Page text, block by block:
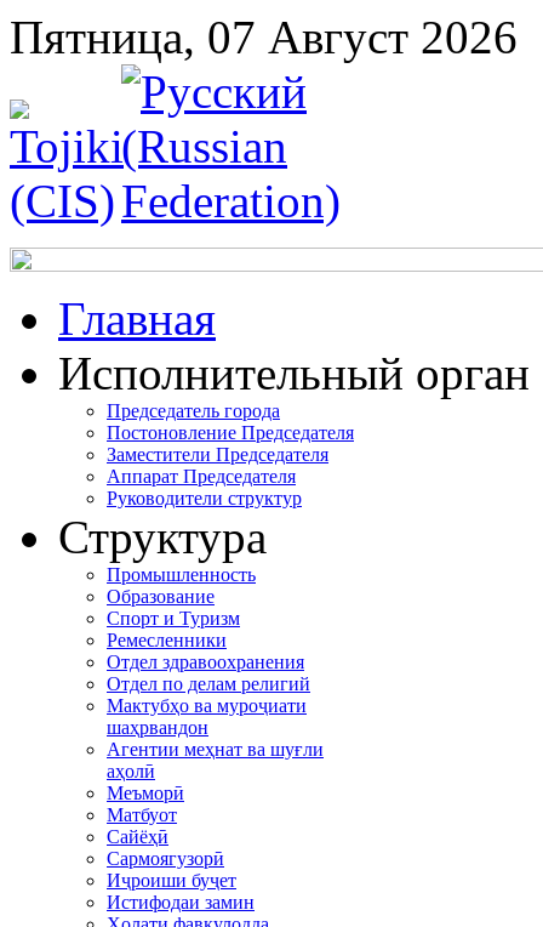
Пятница, 07 Август 2026
Главная
Исполнительный орган
Председатель города
Постоновление Председателя
Заместители Председателя
Аппарат Председателя
Руководители структур
Структура
Промышленность
Образование
Спорт и Туризм
Ремесленники
Отдел здравоохранения
Отдел по делам религий
Мактубҳо ва муроҷиати
шаҳрвандон
Агентии меҳнат ва шуғли
аҳолӣ
Меъморӣ
Матбуот
Сайёҳӣ
Сармоягузорӣ
Иҷроиши буҷет
Истифодаи замин